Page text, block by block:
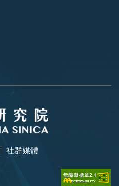
社群媒體